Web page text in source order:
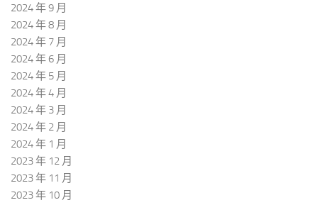
2024 年 9 月
2024 年 8 月
2024 年 7 月
2024 年 6 月
2024 年 5 月
2024 年 4 月
2024 年 3 月
2024 年 2 月
2024 年 1 月
2023 年 12 月
2023 年 11 月
2023 年 10 月